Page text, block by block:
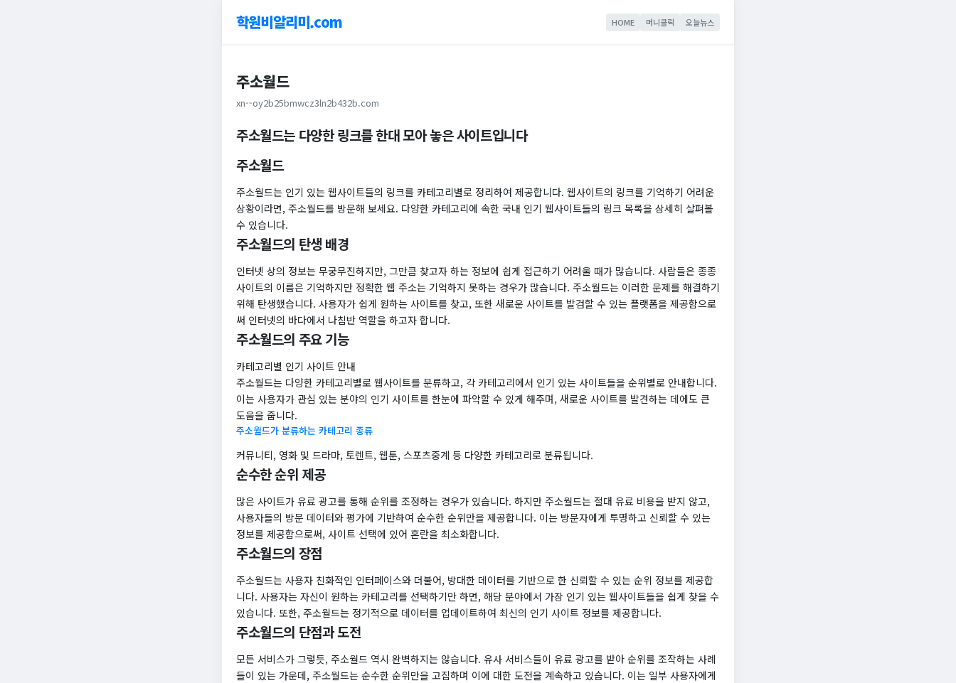
학원비알리미.com HOME 머니클릭 오늘뉴스
주소월드
xn--oy2b25bmwcz3ln2b432b.com
주소월드는 다양한 링크를 한대 모아 놓은 사이트입니다
주소월드
주소월드는 인기 있는 웹사이트들의 링크를 카테고리별로 정리하여 제공합니다. 웹사이트의 링크를 기억하기 어려운
상황이라면, 주소월드를 방문해 보세요. 다양한 카테고리에 속한 국내 인기 웹사이트들의 링크 목록을 상세히 살펴볼
수 있습니다.
주소월드의 탄생 배경
인터넷 상의 정보는 무궁무진하지만, 그만큼 찾고자 하는 정보에 쉽게 접근하기 어려울 때가 많습니다. 사람들은 종종
사이트의 이름은 기억하지만 정확한 웹 주소는 기억하지 못하는 경우가 많습니다. 주소월드는 이러한 문제를 해결하기
위해 탄생했습니다. 사용자가 쉽게 원하는 사이트를 찾고, 또한 새로운 사이트를 발검할 수 있는 플랫폼을 제공함으로
써 인터넷의 바다에서 나침반 역할을 하고자 합니다.
주소월드의 주요 기능
카테고리별 인기 사이트 안내
주소월드는 다양한 카테고리별로 웹사이트를 분류하고, 각 카테고리에서 인기 있는 사이트들을 순위별로 안내합니다.
이는 사용자가 관심 있는 분야의 인기 사이트를 한눈에 파악할 수 있게 해주며, 새로운 사이트를 발견하는 데에도 큰
도움을 줍니다.
주소월드가 분류하는 카테고리 종류
커뮤니티, 영화 및 드라마, 토렌트, 웹툰, 스포츠중계 등 다양한 카테고리로 분류됩니다.
순수한 순위 제공
많은 사이트가 유료 광고를 통해 순위를 조정하는 경우가 있습니다. 하지만 주소월드는 절대 유료 비용을 받지 않고,
사용자들의 방문 데이터와 평가에 기반하여 순수한 순위만을 제공합니다. 이는 방문자에게 투명하고 신뢰할 수 있는
정보를 제공함으로써, 사이트 선택에 있어 혼란을 최소화합니다.
주소월드의 장점
주소월드는 사용자 친화적인 인터페이스와 더불어, 방대한 데이터를 기반으로 한 신뢰할 수 있는 순위 정보를 제공합
니다. 사용자는 자신이 원하는 카테고리를 선택하기만 하면, 해당 분야에서 가장 인기 있는 웹사이트들을 쉽게 찾을 수
있습니다. 또한, 주소월드는 정기적으로 데이터를 업데이트하여 최신의 인기 사이트 정보를 제공합니다.
주소월드의 단점과 도전
모든 서비스가 그렇듯, 주소월드 역시 완벽하지는 않습니다. 유사 서비스들이 유료 광고를 받아 순위를 조작하는 사례
들이 있는 가운데, 주소월드는 순수한 순위만을 고집하며 이에 대한 도전을 계속하고 있습니다. 이는 일부 사용자에게